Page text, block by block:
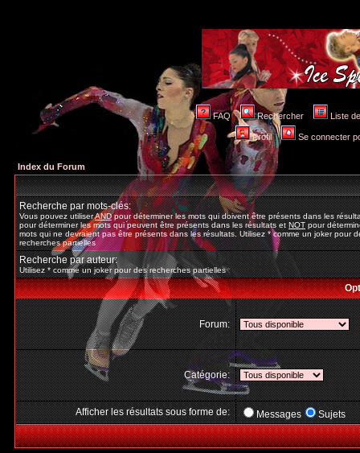
FAQ Rechercher Liste
Profil Se connecter
Index du Forum
Recherche par mots-clés:
Vous pouvez utiliserANDpour déterminer les mots qui doivent être présents dans les
pour déterminer les mots qui peuvent être présents dans les résultats etNOTpour
mots qui ne devraient pas être présents dans les résultats. Utilisez * comme un joker pour
recherches partielles
Recherche par auteur:
Utilisez * comme un joker pour des recherches partielles
Forum:
Catégorie:
Afficher les résultats sous forme de: Messages Sujets